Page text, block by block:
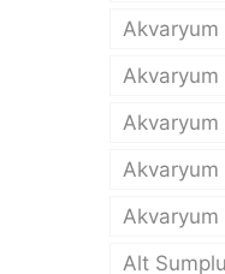
Akvaryum
Akvaryum
Akvaryum
Akvaryum
Akvaryum
Alt Sumplu